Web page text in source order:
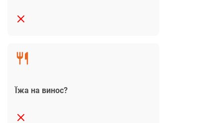
Їжа на винос?